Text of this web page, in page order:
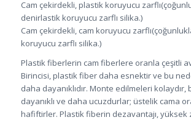
Cam çekirdekli, plastik koruyucu
denirlastik koruyucu zarflı silika.)
Cam çekirdekli, cam koruyucu
koruyucu zarflı silika.)
Plastik fiberlerin cam fiberlere oranla çeşitli
Birincisi, plastik fiber daha esnektir ve bu
daha dayanıklıdır. Monte edilmeleri kolaydır,
dayanıklı ve daha ucuzdurlar; üstelik cama
hafiftirler. Plastik fiberin dezavantajı, yüksek